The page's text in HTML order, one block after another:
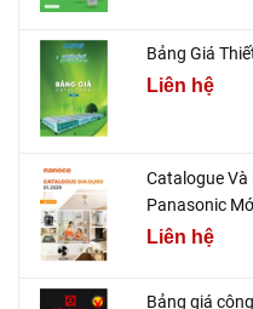
Bảng Giá
Liên hệ
Catalogue Và
Panasonic
Liên hệ
Bảng giá